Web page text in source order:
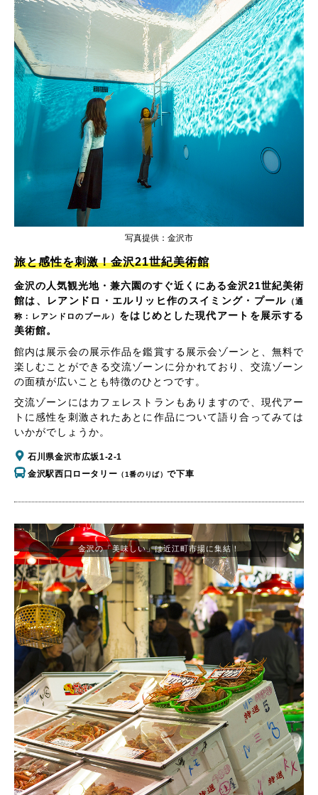
旅と感性を刺激！金沢21世紀美術館
金沢の人気観光地・兼六園のすぐ近くにある金沢21世紀美術
館は、レアンドロ・エルリッヒ作のスイミング・プール （通
称：レアンドロのプール） をはじめとした現代アートを展示する
美術館。
館内は展示会の展示作品を鑑賞する展示会ゾーンと、無料で
楽しむことができる交流ゾーンに分かれており、交流ゾーン
の面積が広いことも特徴のひとつです。
交流ゾーンにはカフェレストランもありますので、現代アー
トに感性を刺激されたあとに作品について語り合ってみては
いかがでしょうか。
石川県金沢市広坂1-2-1
金沢駅西口ロータリー （1番のりば）で下車
写真提供：金沢市
金沢の「美味しい」は近江町市場に集結！